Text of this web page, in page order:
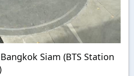
Siam (BTS Station